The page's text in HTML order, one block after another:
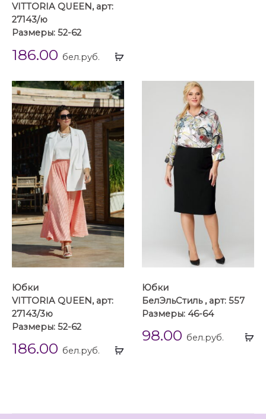
Выбрать
VITTORIA QUEEN, арт:
27143/ю
Размеры: 52-62
186.00 бел.руб.
Выбрать
Юбки
VITTORIA QUEEN, арт:
27143/3ю
Размеры: 52-62
186.00 бел.руб.
Юбки
БелЭльСтиль , арт: 557
Размеры: 46-64
98.00 бел.руб.